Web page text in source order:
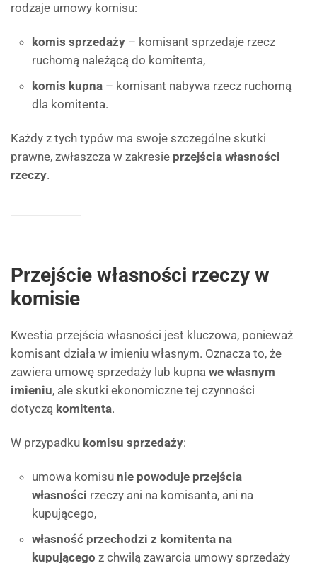
rodzaje umowy komisu:
komis sprzedaży – komisant sprzedaje rzecz
ruchomą należącą do komitenta,
komis kupna – komisant nabywa rzecz ruchomą
dla komitenta.
Każdy z tych typów ma swoje szczególne skutki
prawne, zwłaszcza w zakresie przejścia własności
rzeczy.
Przejście własności rzeczy w
komisie
Kwestia przejścia własności jest kluczowa, ponieważ
komisant działa w imieniu własnym. Oznacza to, że
zawiera umowę sprzedaży lub kupna we własnym
imieniu, ale skutki ekonomiczne tej czynności
dotyczą komitenta.
W przypadku komisu sprzedaży:
umowa komisu nie powoduje przejścia
własności rzeczy ani na komisanta, ani na
kupującego,
własność przechodzi z komitenta na
kupującego z chwilą zawarcia umowy sprzedaży